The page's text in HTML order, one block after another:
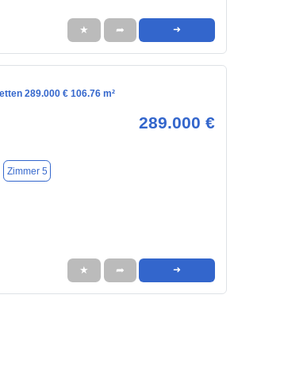
★ ➦ ➜
289.000 € 106.76 m²
289.000 €
Zimmer 5
★ ➦ ➜